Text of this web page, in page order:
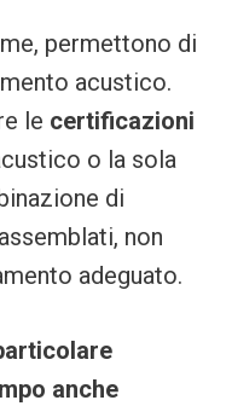
permettono di
acustico.
le certificazioni
o la sola
di
non
adeguato.
anche